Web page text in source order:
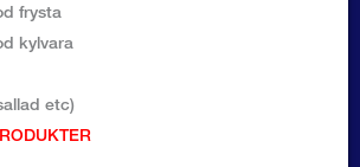
frysta
kylvara
etc)